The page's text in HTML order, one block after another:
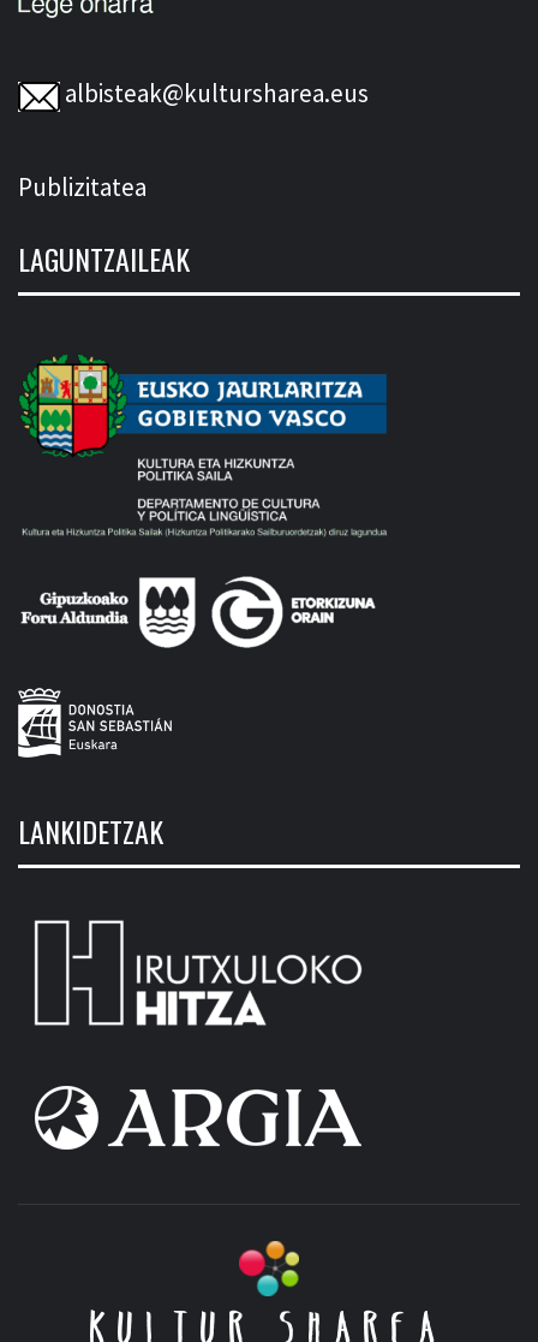
albisteak@kultursharea.eus
Publizitatea
LAGUNTZAILEAK
LANKIDETZAK
KULTUR SHAREA